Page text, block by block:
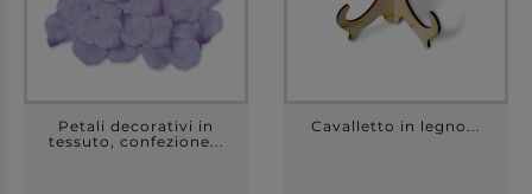
Petali decorativi in
tessuto, confezione...
Cavalletto in legno...